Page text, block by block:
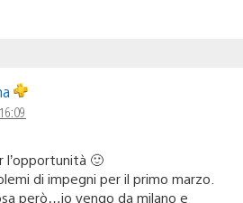
🙂
di impegni per il primo marzo.
però…io vengo da milano e